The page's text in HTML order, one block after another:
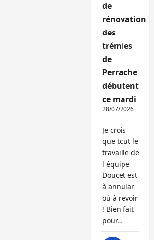
de
rénovation
des
trémies
de
Perrache
débutent
ce mardi
28/07/2026
Je crois
que tout le
travaille de
l équipe
Doucet est
à annular
où à revoir
! Bien fait
pour…